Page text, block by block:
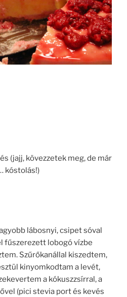
(jajj, kövezzetek meg, de már
kóstolás!)
lábosnyi, csipet sóval
fűszerezett lobogó vízbe
Szűrőkanállal kiszedtem,
kinyomkodtam a levét,
a kókuszzsírral, a
(pici stevia port és kevés